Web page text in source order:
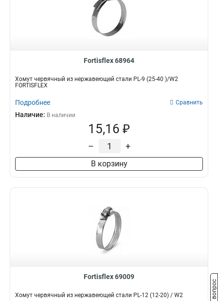
Fortisflex 68964
Хомут червячный из нержавеющей стали PL-9 (25-40 )/W2
FORTISFLEX
Подробнее Сравнить
Наличие: В наличии
15,16 ₽
– +
В корзину
Fortisflex 69009
Хомут червячный из нержавеющей стали PL-12 (12-20) / W2